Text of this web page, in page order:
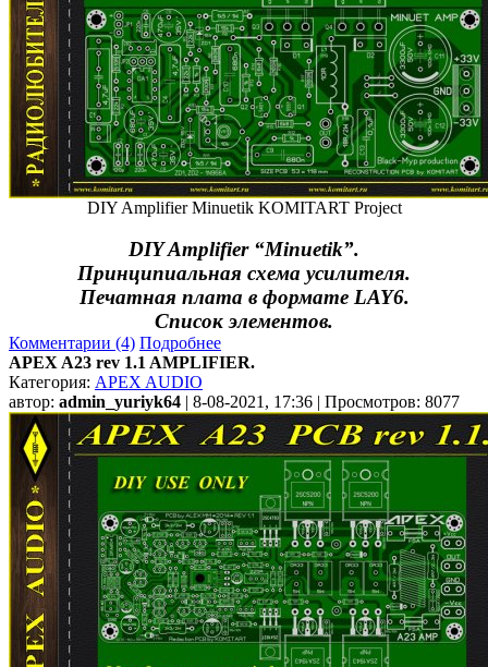
DIY Amplifier Minuetik KOMITART Project
DIY Amplifier “Minuetik”.
Принципиальная схема усилителя.
Печатная плата в формате LAY6.
Список элементов.
Комментарии (4) Подробнее
APEX A23 rev 1.1 AMPLIFIER.
Категория: APEX AUDIO
автор: admin_yuriyk64 | 8-08-2021, 17:36 | Просмотров: 8077